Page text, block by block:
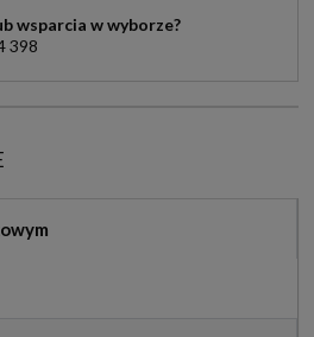
wsparcia w wyborze?
398